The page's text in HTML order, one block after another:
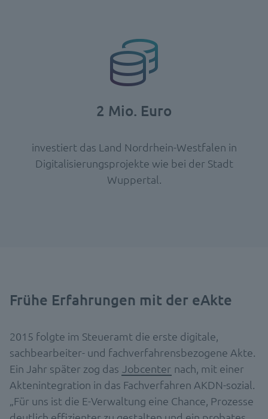
2 Mio. Euro
investiert das Land Nordrhein-Westfalen in
Digitalisierungsprojekte wie bei der Stadt
Wuppertal.
Frühe Erfahrungen mit der eAkte
2015 folgte im Steueramt die erste digitale,
sachbearbeiter- und fachverfahrensbezogene Akte.
Ein Jahr später zog das Jobcenter nach, mit einer
Aktenintegration in das Fachverfahren AKDN-sozial.
„Für uns ist die E-Verwaltung eine Chance, Prozesse